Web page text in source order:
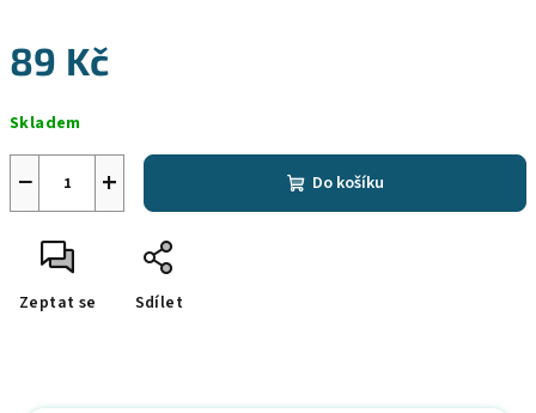
89 Kč
cena:
Skladem
+
− Do košíku
Zeptat se Sdílet